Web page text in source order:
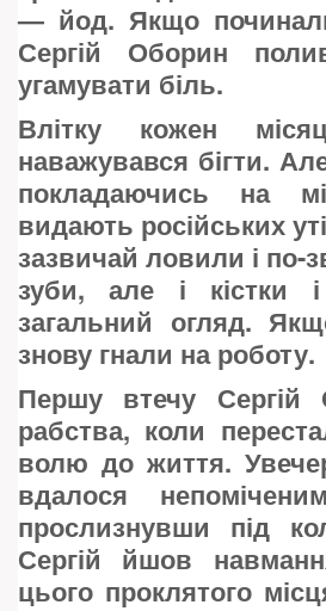
— йод. Якщо
Сергій Оборин
угамувати біль.
Влітку кожен
наважувався бігти.
покладаючись на
видають російських
зазвичай ловили і
зуби, але і кістки
загальний огляд.
знову гнали на роботу.
Першу втечу
рабства, коли
волю до життя.
вдалося
прослизнувши під
Сергій йшов
цього проклятого